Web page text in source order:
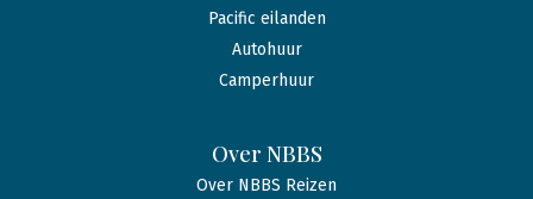
Pacific eilanden
Autohuur
Camperhuur
Over NBBS
Over NBBS Reizen